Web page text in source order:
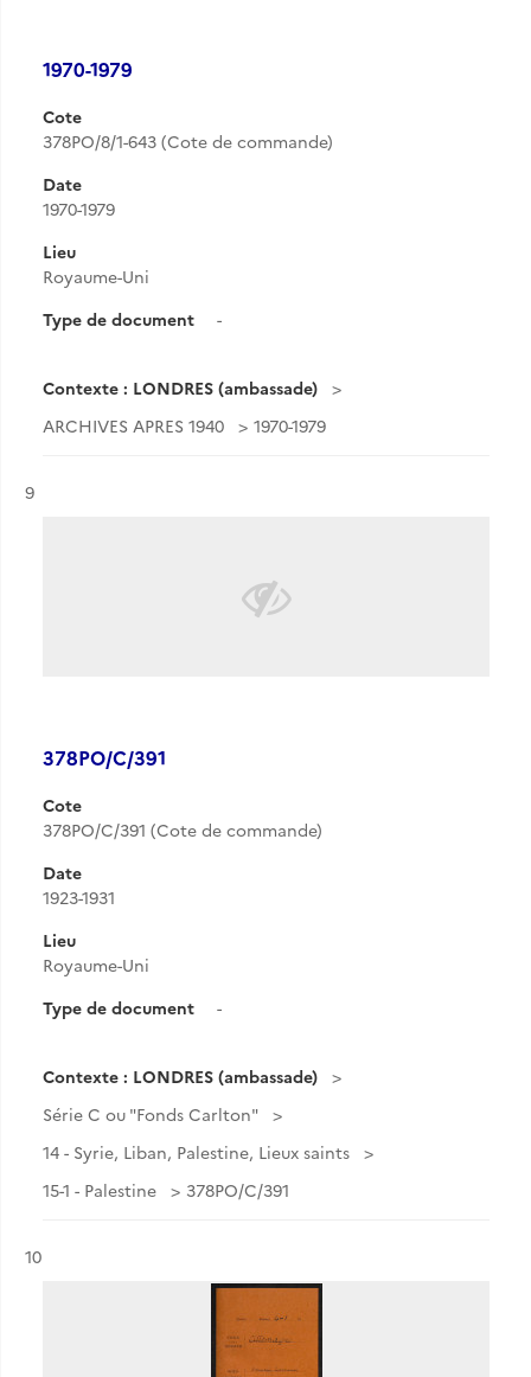
1970-1979
Cote
378PO/8/1-643 (Cote de commande)
Date
1970-1979
Lieu
Royaume-Uni
Type de document
-
Contexte : LONDRES (ambassade)
ARCHIVES APRES 1940
1970-1979
Résultat n°
9
378PO/C/391
Cote
378PO/C/391 (Cote de commande)
Date
1923-1931
Lieu
Royaume-Uni
Type de document
-
Contexte : LONDRES (ambassade)
Série C ou "Fonds Carlton"
14 - Syrie, Liban, Palestine, Lieux saints
15-1 - Palestine
378PO/C/391
Résultat n°
10